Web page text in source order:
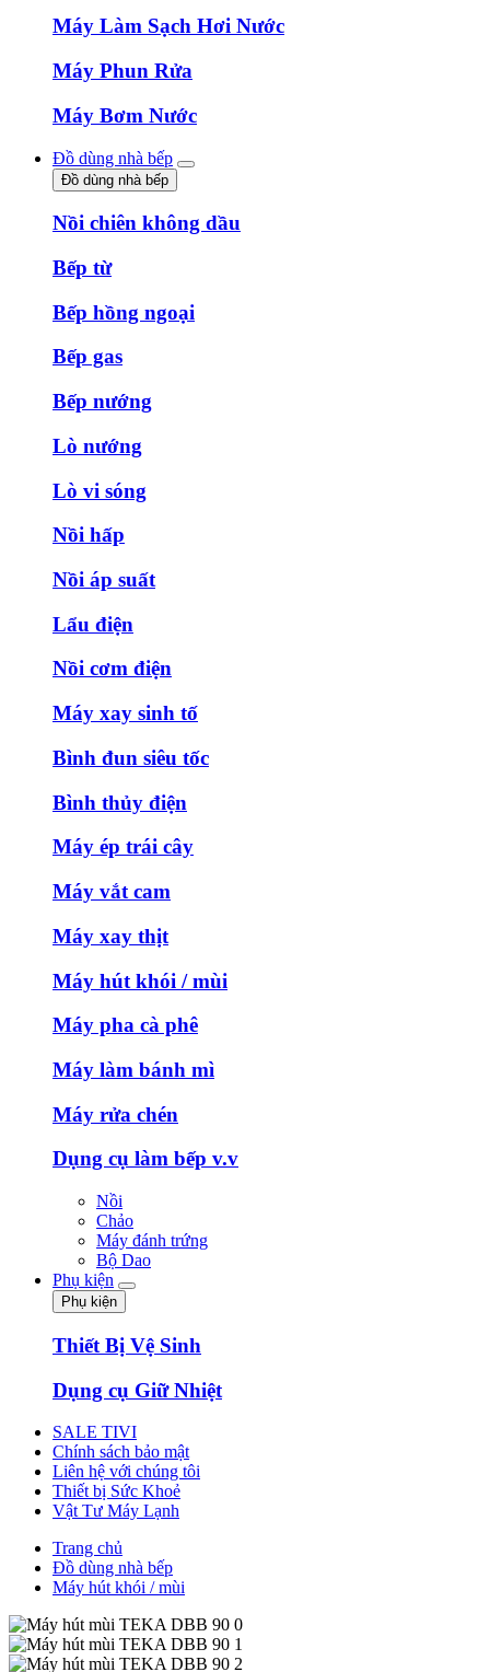
Máy Làm Sạch Hơi Nước
Máy Phun Rửa
Máy Bơm Nước
Đồ dùng nhà bếp
Đồ dùng nhà bếp
Nồi chiên không dầu
Bếp từ
Bếp hồng ngoại
Bếp gas
Bếp nướng
Lò nướng
Lò vi sóng
Nồi hấp
Nồi áp suất
Lẩu điện
Nồi cơm điện
Máy xay sinh tố
Bình đun siêu tốc
Bình thủy điện
Máy ép trái cây
Máy vắt cam
Máy xay thịt
Máy hút khói / mùi
Máy pha cà phê
Máy làm bánh mì
Máy rửa chén
Dụng cụ làm bếp v.v
Nồi
Chảo
Máy đánh trứng
Bộ Dao
Phụ kiện
Phụ kiện
Thiết Bị Vệ Sinh
Dụng cụ Giữ Nhiệt
SALE TIVI
Chính sách bảo mật
Liên hệ với chúng tôi
Thiết bị Sức Khoẻ
Vật Tư Máy Lạnh
Trang chủ
Đồ dùng nhà bếp
Máy hút khói / mùi